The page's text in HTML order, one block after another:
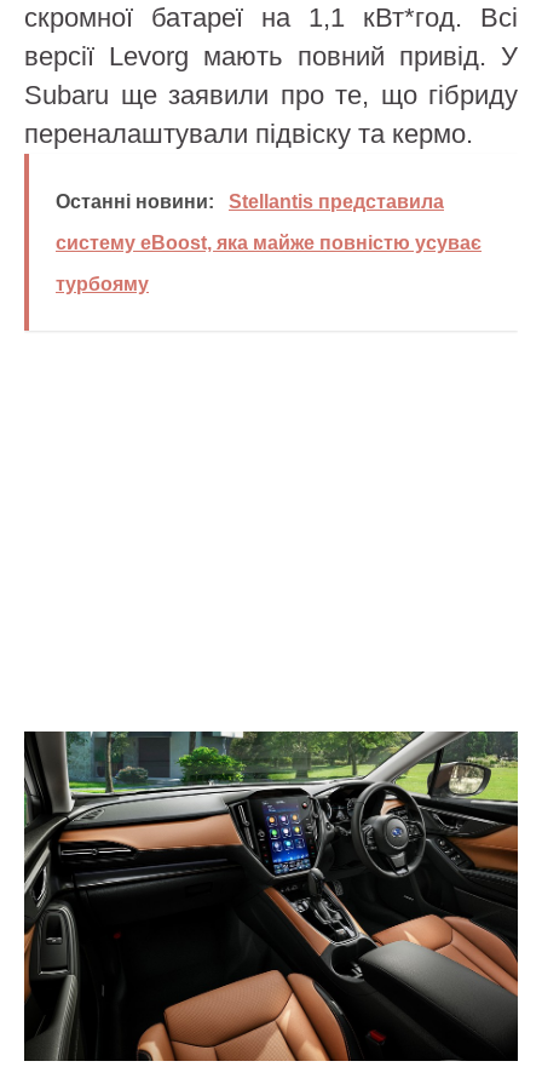
скромної батареї на 1,1 кВт*год. Всі
версії Levorg мають повний привід. У
Subaru ще заявили про те, що гібриду
переналаштували підвіску та кермо.
Останні новини:
Stellantis представила
систему eBoost, яка майже повністю усуває
турбояму